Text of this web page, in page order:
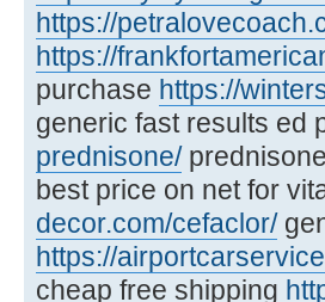
https://
https://
purchase https://
generic fast results ed
prednisone/
best price on net for
decor.com/cefaclor/
https://
cheap free shipping